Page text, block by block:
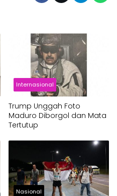
Internasional
Trump Unggah Foto
Maduro Diborgol dan Mata
Tertutup
Nasional